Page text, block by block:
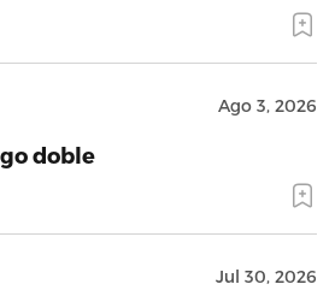
Ago 3, 2026
doble
Jul 30, 2026